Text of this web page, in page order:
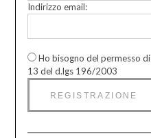
Indirizzo email:
Ho bisogno del permesso
13 del d.lgs 196/2003